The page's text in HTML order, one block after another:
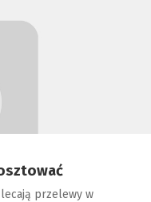
przelewy w